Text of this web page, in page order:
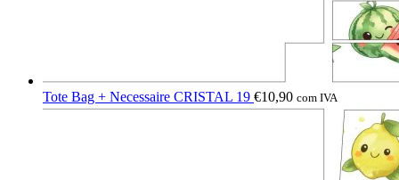
Tote Bag + Necessaire CRISTAL 19 €10,90 com IVA